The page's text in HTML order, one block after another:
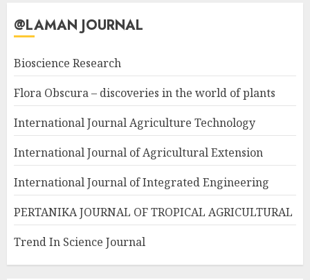
@LAMAN JOURNAL
Bioscience Research
Flora Obscura – discoveries in the world of plants
International Journal Agriculture Technology
International Journal of Agricultural Extension
International Journal of Integrated Engineering
PERTANIKA JOURNAL OF TROPICAL AGRICULTURAL
Trend In Science Journal